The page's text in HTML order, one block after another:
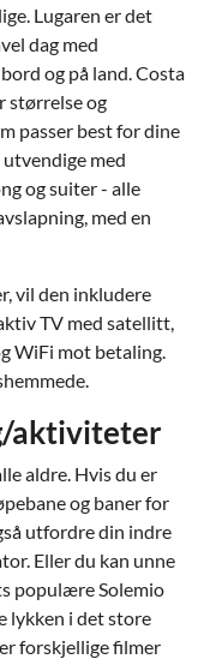
Lugaren er det
dag med
og på land. Costa
størrelse og
passer best for dine
med
og suiter - alle
med en
vil den inkludere
TV med satellitt,
WiFi mot betaling.
aktiviteter
aldre. Hvis du er
og baner for
utfordre din indre
Eller du kan unne
populære Solemio
lykken i det store
forskjellige filmer